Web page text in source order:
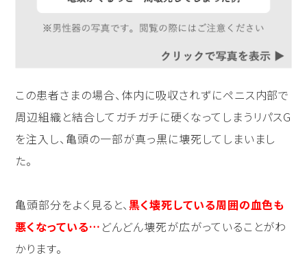
この患者さまの場合、体内に吸収されずにペニス内部で
周辺組織と結合してガチガチに硬くなってしまうリパスG
を注入し、亀頭の一部が真っ黒に壊死してしまいまし
た。
亀頭部分をよく見ると、黒く壊死している周囲の血色も
悪くなっている… どんどん壊死が広がっていることがわ
かります。